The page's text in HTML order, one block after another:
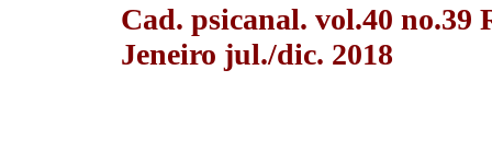
Cad. psicanal. vol.40 no.39
Jeneiro jul./dic. 2018